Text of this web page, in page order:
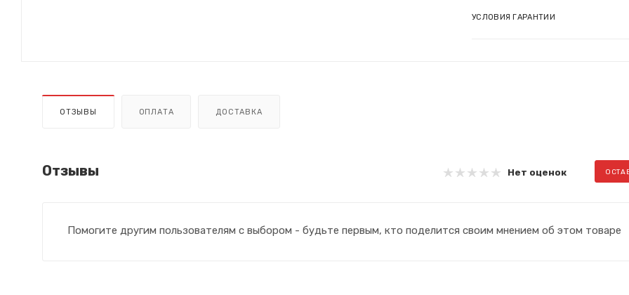
УСЛОВИЯ ГАРАНТИИ
ОТЗЫВЫ ОПЛАТА ДОСТАВКА
Отзывы Нет оценок
Помогите другим пользователям с выбором - будьте первым, кто поделится своим мнением об этом товаре